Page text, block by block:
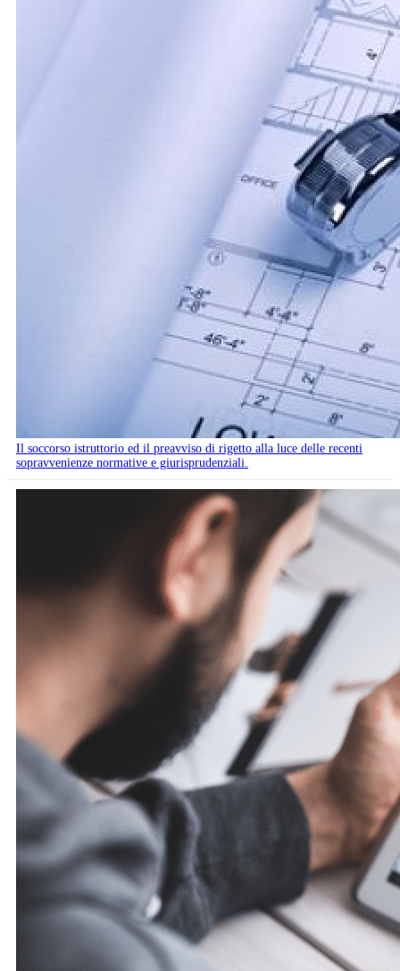
Il soccorso istruttorio ed il preavviso di rigetto alla luce delle recenti
sopravvenienze normative e giurisprudenziali.